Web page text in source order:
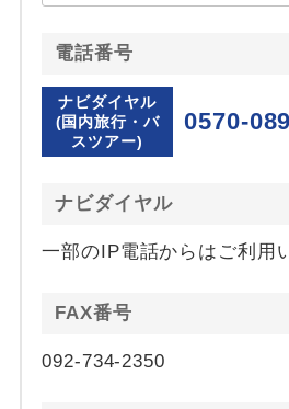
電話番号
ナビダイヤル
(国内旅行・バ
スツアー)
0570-
ナビダイヤル
一部のIP電話からはご利用
FAX番号
092-734-2350